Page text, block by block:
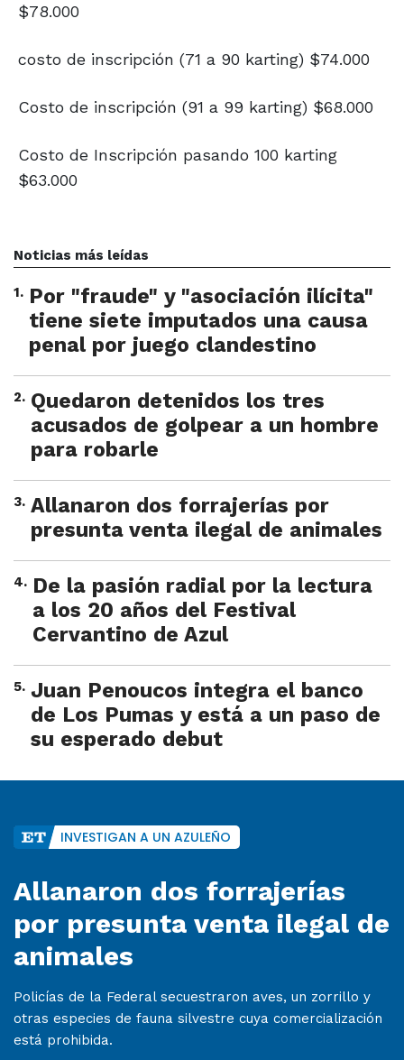
$78.000
costo de inscripción (71 a 90 karting) $74.000
Costo de inscripción (91 a 99 karting) $68.000
Costo de Inscripción pasando 100 karting
$63.000
Noticias más leídas
1. Por "fraude" y "asociación ilícita"
tiene siete imputados una causa
penal por juego clandestino
2. Quedaron detenidos los tres
acusados de golpear a un hombre
para robarle
3. Allanaron dos forrajerías por
presunta venta ilegal de animales
4. De la pasión radial por la lectura
a los 20 años del Festival
Cervantino de Azul
5. Juan Penoucos integra el banco
de Los Pumas y está a un paso de
su esperado debut
INVESTIGAN A UN AZULEÑO
Allanaron dos forrajerías
por presunta venta ilegal de
animales
Policías de la Federal secuestraron aves, un zorrillo y
otras especies de fauna silvestre cuya comercialización
está prohibida.